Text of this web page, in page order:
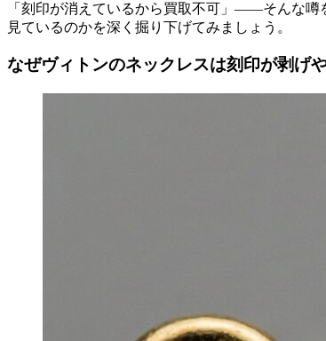
「刻印が消えているから買取不可」――そんな噂
見ているのかを深く掘り下げてみましょう。
なぜヴィトンのネックレスは刻印が剥げ